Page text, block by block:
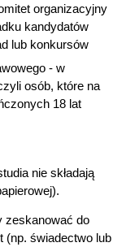
organizacyjny
kandydatów
lub konkursów
- w
osób, które na
18 lat
nie składają
zeskanować do
(np. świadectwo lub